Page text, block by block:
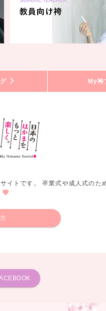
My袴
イトです。 卒業式や成人式のた